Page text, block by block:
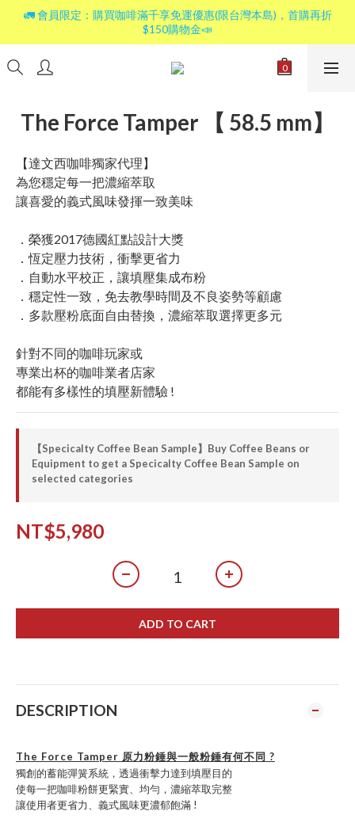
🚛 會員限定：購買咖啡滿千享免運優惠(限台灣本島)，首購再折
$150購物金📣
The Force Tamper 【 58.5 mm】
【達文西咖啡獨家代理】
為您穩定每一把濃縮萃取
讓喜愛的義式風味發揮一致美味
．榮獲2017德國紅點設計大獎
．恆定壓力技術，衝擊更省力
．自動水平校正，讓填壓集成布粉
．穩定性一致，免去教學時間及不良姿勢等顧慮
．多款壓粉底面自由替換，濃縮萃取選擇更多元
針對不同的咖啡玩家或
專業出杯的咖啡業者店家
都能有多樣性的填壓新體驗 !
【Specicalty Coffee Bean Sample】Buy Coffee Beans or
Equipment to get a Specicalty Coffee Bean Sample on
selected categories
NT$5,980
ADD TO CART
DESCRIPTION
The Force Tamper 原力粉錘與一般粉錘有何不同 ?
獨創的蓄能彈簧系統，透過衝擊力達到填壓目的
使每一把咖啡粉餅更緊實、均勻，濃縮萃取完整
讓使用者更省力、義式風味更濃郁飽滿 !